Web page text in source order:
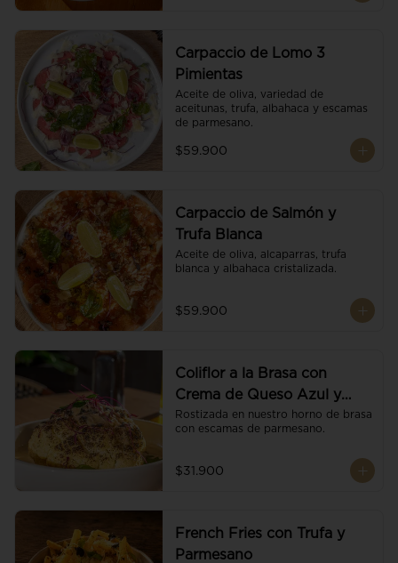
Carpaccio de Lomo 3
Pimientas
Aceite de oliva, variedad de
aceitunas, trufa, albahaca y escamas
de parmesano.
$59.900
Carpaccio de Salmón y
Trufa Blanca
Aceite de oliva, alcaparras, trufa
blanca y albahaca cristalizada.
$59.900
Coliflor a la Brasa con
Crema de Queso Azul y
Vino
Rostizada en nuestro horno de brasa
con escamas de parmesano.
$31.900
French Fries con Trufa y
Parmesano